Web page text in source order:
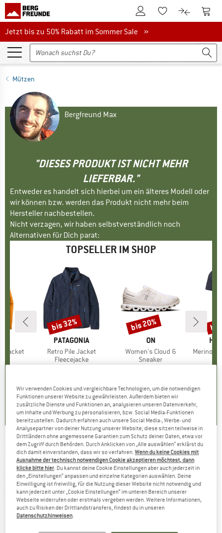
Zum KundenkontoZum Merkzettel.
Zum Zum
Jetzt bis zu 50% Rabatt im Sommer Sale
Jetzt bis zu 50% Rabatt im Sommer Sale »
Mützen
Bergfreund Max
"DIESES PRODUKT IST NICHT MEHR
LIEFERBAR."
Entweder es handelt sich hierbei um ein älteres Modell oder
wir können bzw. werden das Produkt nicht mehr beim
Hersteller nachbestellen.
Nicht verzagen, wir haben selbstverständlich noch
Alternativen für Dich parat:
TOPSELLER IM SHOP
Jacket
Preis
€
)
MARKE
PATAGONIA
Artikel
Retro Pile Jacket
Produktgruppe
Fleecejacke
4,6(71)
Rabatt
bis 32%
MARKE
ON
Artikel
Women's Cloud 6
Produktgruppe
Sneaker
4,7(48)
Rabatt
bis 20%
Artikel
MerinoMix150
59,95
DAEHLIE - Hat Polyknit - Mütze
(0)
Wir verwenden Cookies und vergleichbare Technologien, um die notwendigen
Funktionen unserer Website zu gewährleisten. Außerdem bieten wir
zusätzliche Dienste und Funktionen an, analysieren unseren Datenverkehr,
um Inhalte und Werbung zu personalisieren, bzw. Social Media-Funktionen
bereitzustellen. Dadurch erfahren auch unsere Social Media-, Werbe- und
Analysepartner von deiner Nutzung unserer Website; diese sitzen teilweise in
Drittländern ohne angemessene Garantien zum Schutz deiner Daten, etwa vor
dem Zugriff durch Behörden. Durch Anklicken von „Alle auswählen“ erklärst du
dich damit einverstanden, dass wir so verfahren.Wenn du keine Cookies mit
Ausnahme der technisch notwendigen Cookie akzeptieren möchtest, dann
klicke bitte hier. Du kannst deine Cookie Einstellungen aber auch jederzeit in
den „Einstellungen“ anpassen und einzelne Kategorien auswählen. Deine
Einwilligung ist freiwillig, für die Nutzung dieser Website nicht notwendig und
kann jederzeit unter „Cookie Einstellungen“ im unteren Bereich unserer
Webseite widerrufen oder erstmals vergeben werden. Weitere Informationen,
auch zu Risiken der Drittlandstransfers, findest du in unseren
Datenschutzhinweisen.